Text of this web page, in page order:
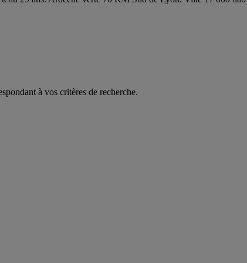
à vos critères de recherche.